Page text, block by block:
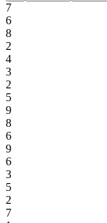
7
6
8
2
4
3
2
5
9
8
6
9
6
3
5
2
7